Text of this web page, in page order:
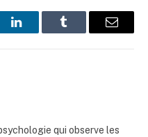
LinkedInTumblr
E-
qui observe les